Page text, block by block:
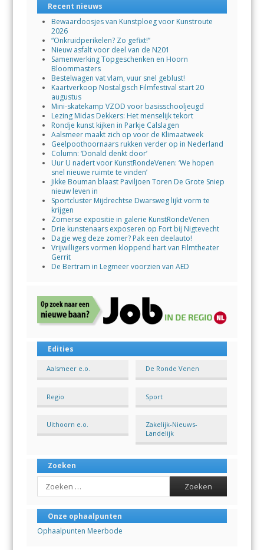
Recent nieuws
Bewaardoosjes van Kunstploeg voor Kunstroute
2026
“Onkruidperikelen? Zo gefixt!”
Nieuw asfalt voor deel van de N201
Samenwerking Topgeschenken en Hoorn
Bloommasters
Bestelwagen vat vlam, vuur snel geblust!
Kaartverkoop Nostalgisch Filmfestival start 20
augustus
Mini-skatekamp VZOD voor basisschooljeugd
Lezing Midas Dekkers: Het menselijk tekort
Rondje kunst kijken in Parkje Calslagen
Aalsmeer maakt zich op voor de Klimaatweek
Geelpoothoornaars rukken verder op in Nederland
Column: ‘Donald denkt door’
Uur U nadert voor KunstRondeVenen: ‘We hopen
snel nieuwe ruimte te vinden’
Jikke Bouman blaast Paviljoen Toren De Grote Sniep
nieuw leven in
Sportcluster Mijdrechtse Dwarsweg lijkt vorm te
krijgen
Zomerse expositie in galerie KunstRondeVenen
Drie kunstenaars exposeren op Fort bij Nigtevecht
Dagje weg deze zomer? Pak een deelauto!
Vrijwilligers vormen kloppend hart van Filmtheater
Gerrit
De Bertram in Legmeer voorzien van AED
Edities
Aalsmeer e.o. De Ronde Venen
Regio Sport
Uithoorn e.o.
Zakelijk-Nieuws-
Landelijk
Zoeken
Search
Onze ophaalpunten
Ophaalpunten Meerbode